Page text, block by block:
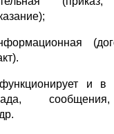
и
сообщения,